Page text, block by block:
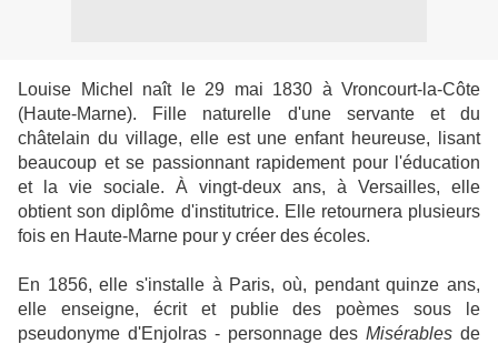
Louise Michel naît le 29 mai 1830 à Vroncourt-la-Côte
(Haute-Marne). Fille naturelle d'une servante et du
châtelain du village, elle est une enfant heureuse, lisant
beaucoup et se passionnant rapidement pour l'éducation
et la vie sociale. À vingt-deux ans, à Versailles, elle
obtient son diplôme d'institutrice. Elle retournera plusieurs
fois en Haute-Marne pour y créer des écoles.
En 1856, elle s'installe à Paris, où, pendant quinze ans,
elle enseigne, écrit et publie des poèmes sous le
pseudonyme d'Enjolras - personnage desMisérables de